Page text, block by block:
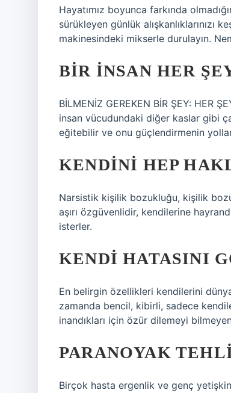
Hayatımız boyunca farkında
sürükleyen günlük alışkanlıklarınızı
makinesindeki mikserle durulayın.
BIR INSAN HER
BİLMENİZ GEREKEN BİR ŞEY: HER
insan vücudundaki diğer kaslar gibi
eğitebilir ve onu güçlendirmenin
KENDINI HEP
Narsistik kişilik bozukluğu, kişilik
aşırı özgüvenlidir, kendilerine
isterler.
KENDI HATASINI
En belirgin özellikleri kendilerini
zamanda bencil, kibirli, sadece
inandıkları için özür dilemeyi
PARANOYAK
Birçok hasta ergenlik ve genç